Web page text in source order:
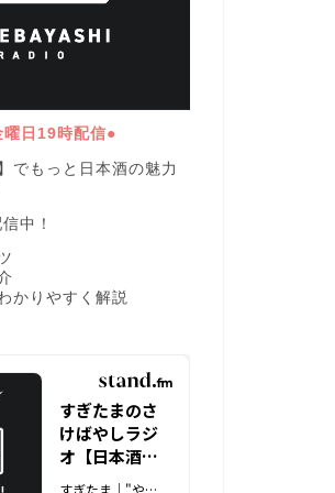
曜日19時配信●
でもっと日本酒の魅力
中！
かりやすく解説